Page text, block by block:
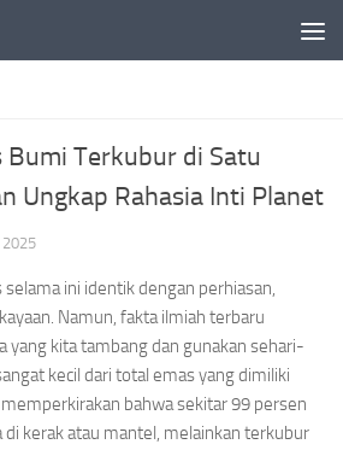
Bumi Terkubur di Satu
Ungkap Rahasia Inti Planet
2025
selama ini identik dengan perhiasan,
Namun, fakta ilmiah terbaru
yang kita tambang dan gunakan sehari-
kecil dari total emas yang dimiliki
bahwa sekitar 99 persen
kerak atau mantel, melainkan terkubur